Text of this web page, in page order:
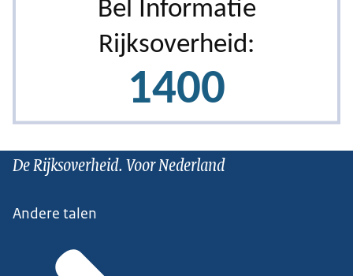
De Rijksoverheid. Voor Nederland
Andere talen